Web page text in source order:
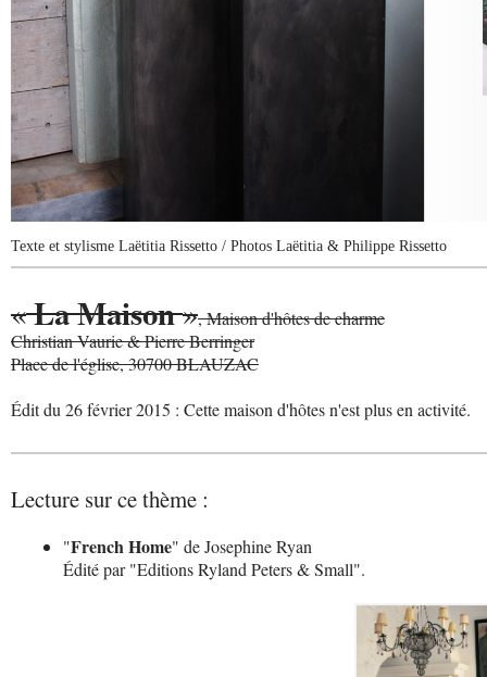
Texte et stylisme Laëtitia Rissetto / Photos Laëtitia & Philippe Rissetto
«La Maison», Maison d'hôtes de charme
Christian Vaurie & Pierre Berringer
Place de l'église, 30700 BLAUZAC
Édit du 26 février 2015 : Cette maison d'hôtes n'est plus en activité.
Lecture sur ce thème :
"French Home" de Josephine Ryan
Édité par "Editions Ryland Peters & Small".